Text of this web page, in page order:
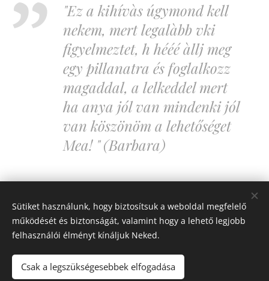
"Ez a kihívàs úgymond kell
nekem, mert legalàbb vki
figyelmeztet, h hééé àllj meg
egy pillanatra és foglalkozz
magaddal, a lelkeddel mert
ha anya jól van mindenki jól
van köszönöm a lehetőséget
Mea! " (Barbara)
Share
Sütiket használunk, hogy biztosítsuk a weboldal megfelelő
működését és biztonságát, valamint hogy a lehető legjobb
felhasználói élményt kínáljuk Neked.
Csak a legszükségesebbek elfogadása